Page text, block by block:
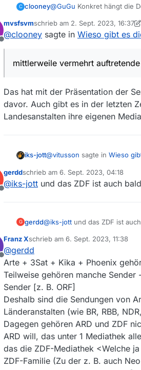
C clooney@GuGu Konkret hängt die
“ÖRR” durchaus für
auftretende Doppelungen
Offline
mvsfsvmschrieb am 2. Sept. 2023, 16:37
zuletzt editiert von mvsfsvm9.
@clooney sagte in Wieso gibt es
mittlerweile vermehrt
Das hat mit der Präsentation der
davor. Auch gibt es in der letzten
Landesanstalten ihre eigenen
iks-jott@vitusson sagte in Wieso
@gerddsagte inWieso
Die ARD ist wie auch das
So ist es!:+1:
Offline
gerddschrieb am 6. Sept. 2023, 04:18
zuletzt editiert von
@iks-jott und das ZDF ist auch
G gerdd@iks-jott und das ZDF ist
Offline
Franz Xschrieb am 6. Sept. 2023, 11:38
zuletzt editiert von
@gerdd
Arte + 3Sat + Kika + Phoenix
Teilweise gehören manche
Sender [z. B. ORF]
Deshalb sind die Sendungen von
Länderanstalten (wie BR, RBB,
Dagegen gehören ARD und ZDF
ARD will, das unter 1 Mediathek
das die ZDF-Mediathek <Welche
ZDF-Familie (Zu der z. B. auch